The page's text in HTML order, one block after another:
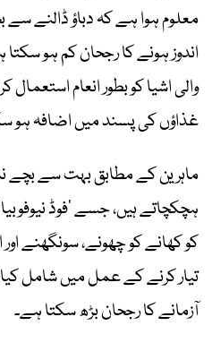
معلوم ہوا ہے کہ دباؤ ڈالنے
اندوز ہونے کا رجحان کم ہو
والی اشیا کو بطور انعام
غذاؤں کی پسند میں اضافہ ہو
ماہرین کے مطابق بہت سے بچے
ہچکچاتے ہیں، جسے ’فوڈ
کو کھانے کو چھونے، سونگھنے
تیار کرنے کے عمل میں شامل
آزمانے کا رجحان بڑھ سکتا ہے۔